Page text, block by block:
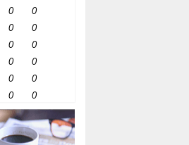
0
0
0
0
0
0
0
0
0
0
0 0